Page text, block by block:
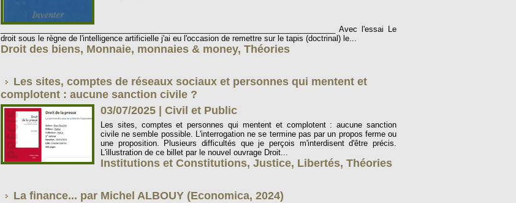
______________________________________________________________________________ Avec l'essai Le
droit sous le règne de l'intelligence artificielle j'ai eu l'occasion de remettre sur le tapis (doctrinal) le...
Droit des biens, Monnaie, monnaies & money, Théories
Les sites, comptes de réseaux sociaux et personnes qui mentent et
complotent : aucune sanction civile ?
03/07/2025
Civil et Public
Les sites, comptes et personnes qui mentent et complotent : aucune sanction
civile ne semble possible. L'interrogation ne se termine pas par un propos ferme ou
une proposition. Plusieurs difficultés que je perçois m'interdisent d'être précis.
L'illustration de ce billet par le nouvel ouvrage Droit...
Institutions et Constitutions, Justice, Libertés, Théories
La finance... par Michel ALBOUY (Economica, 2024)